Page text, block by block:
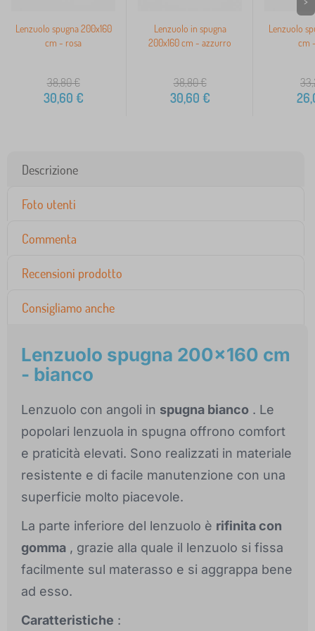
Lenzuolo spugna 200x160
cm - rosa
38,80€
30,60 €
Lenzuolo in spugna
200x160 cm - azzurro
38,80€
30,60 €
Lenzuolo
cm
Descrizione
Foto utenti
Commenta
Recensioni prodotto
Consigliamo anche
Lenzuolo spugna 200x160 cm
- bianco
Lenzuolo con angoli in spugna bianco . Le
popolari lenzuola in spugna offrono comfort
e praticità elevati. Sono realizzati in materiale
resistente e di facile manutenzione con una
superficie molto piacevole.
La parte inferiore del lenzuolo è rifinita con
gomma , grazie alla quale il lenzuolo si fissa
facilmente sul materasso e si aggrappa bene
ad esso.
Caratteristiche :